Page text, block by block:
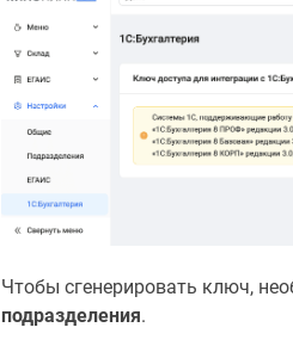
Чтобы сгенерировать ключ,
подразделения.